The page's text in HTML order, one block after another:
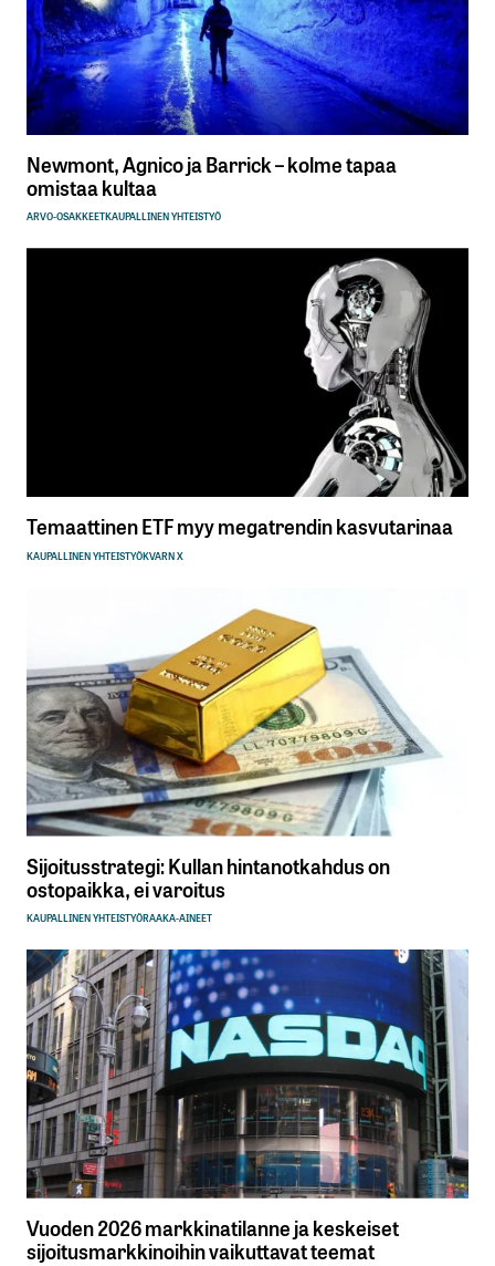
Newmont, Agnico ja Barrick – kolme tapaa
omistaa kultaa
ARVO-OSAKKEETKAUPALLINEN YHTEISTYÖ
Temaattinen ETF myy megatrendin kasvutarinaa
KAUPALLINEN YHTEISTYÖKVARN X
Sijoitusstrategi: Kullan hintanotkahdus on
ostopaikka, ei varoitus
KAUPALLINEN YHTEISTYÖRAAKA-AINEET
Vuoden 2026 markkinatilanne ja keskeiset
sijoitusmarkkinoihin vaikuttavat teemat